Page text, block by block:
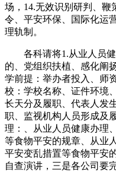
场，14.无效识别研判、
令、平安环保、国际化运
理轨制。
各科请将1.从业人员健
的、党组织扶植、感化阐
学前提：举办者投入、师
校：学校名称、证件环境
长天分及履职、代表人发
职、监视机构人员形成及
理：、从业人员健康办理
等食物平安的规章、从业
平安变乱措置等食物平安
自查演讲，三是各公司要